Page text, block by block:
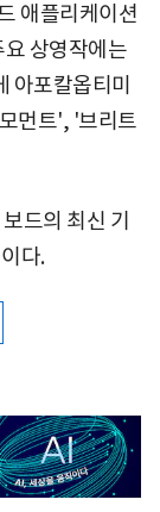
애플리케이션
상영작에는
아포칼옵티미
먼트', '브리트
드의 최신 기
다.